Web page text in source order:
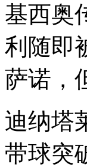
基西奥
利随即
萨诺，
迪纳塔
带球突